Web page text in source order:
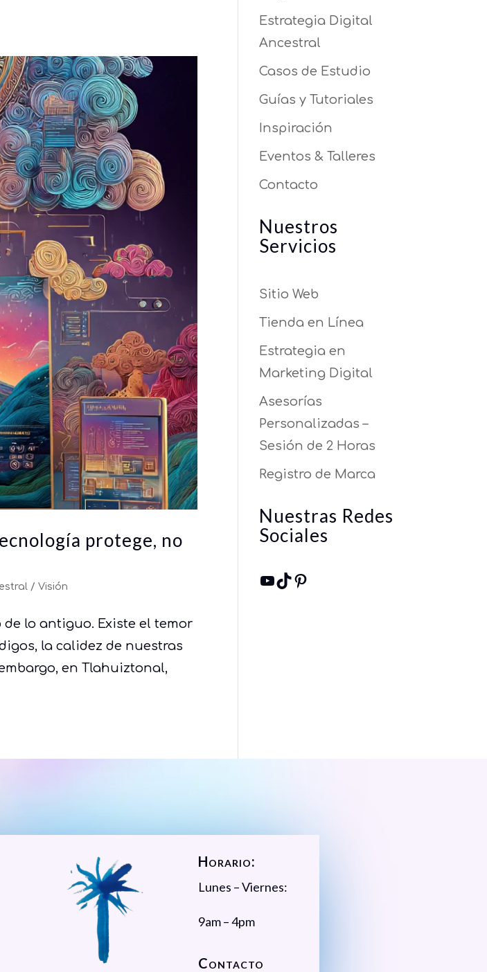
protege, no
/ Visión
lo antiguo. Existe el temor
la calidez de nuestras
en Tlahuiztonal,
Estrategia Digital
Ancestral
Casos de Estudio
Guías y Tutoriales
Inspiración
Eventos & Talleres
Contacto
Nuestros
Servicios
Sitio Web
Tienda en Línea
Estrategia en
Marketing Digital
Asesorías
Personalizadas –
Sesión de 2 Horas
Registro de Marca
Nuestras Redes
Sociales
YouTube
TikTok
Pinterest
Horario:
Lunes – Viernes:
9am – 4pm
Contacto